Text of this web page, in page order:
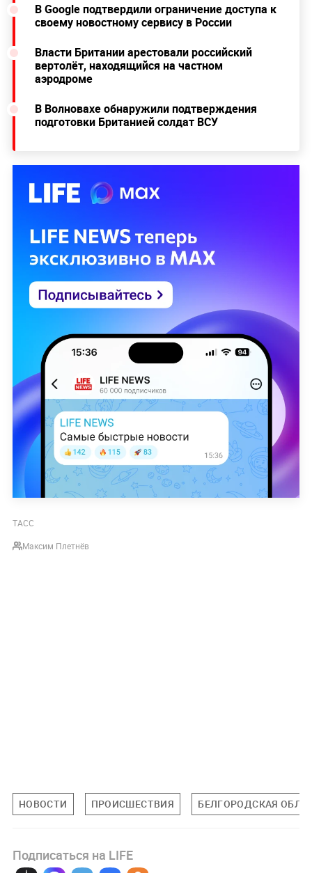
В Google подтвердили ограничение доступа к
своему новостному сервису в России
Власти Британии арестовали российский
вертолёт, находящийся на частном
аэродроме
В Волновахе обнаружили подтверждения
подготовки Британией солдат ВСУ
ТАСС
Максим Плетнёв
НОВОСТИ ПРОИСШЕСТВИЯ БЕЛГОРОДСКАЯ
Подписаться на LIFE